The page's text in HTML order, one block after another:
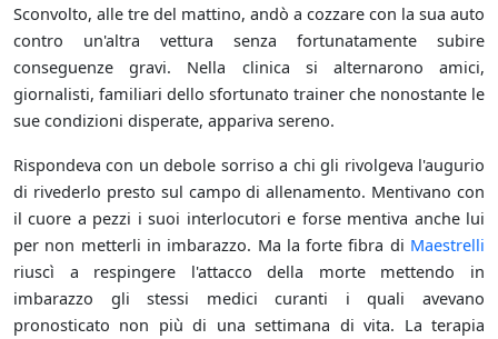
Sconvolto, alle tre del mattino, andò a cozzare con la sua auto
contro un'altra vettura senza fortunatamente subire
conseguenze gravi. Nella clinica si alternarono amici,
giornalisti, familiari dello sfortunato trainer che nonostante le
sue condizioni disperate, appariva sereno.
Rispondeva con un debole sorriso a chi gli rivolgeva l'augurio
di rivederlo presto sul campo di allenamento. Mentivano con
il cuore a pezzi i suoi interlocutori e forse mentiva anche lui
per non metterli in imbarazzo. Ma la forte fibra di Maestrelli
riuscì a respingere l'attacco della morte mettendo in
imbarazzo gli stessi medici curanti i quali avevano
pronosticato non più di una settimana di vita. La terapia